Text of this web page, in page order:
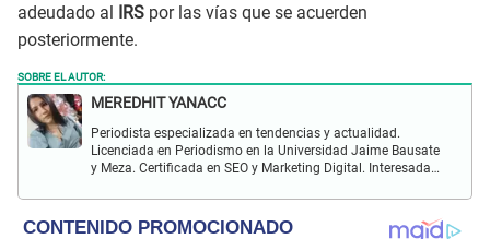
adeudado al IRS por las vías que se acuerden
posteriormente.
SOBRE EL AUTOR:
MEREDHIT YANACC
Periodista especializada en tendencias y actualidad.
Licenciada en Periodismo en la Universidad Jaime Bausate
y Meza. Certificada en SEO y Marketing Digital. Interesada
farándula y más.